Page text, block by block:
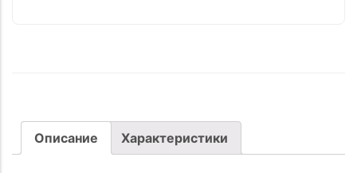
Описание Характеристики